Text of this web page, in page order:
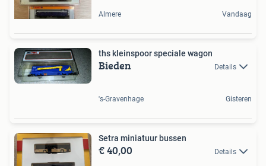
Almere Vandaag
ths kleinspoor speciale wagon
Bieden Details
's-Gravenhage Gisteren
Setra miniatuur bussen
€ 40,00 Details